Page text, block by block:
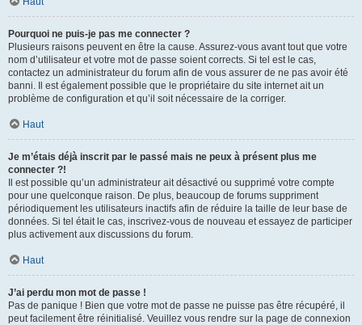
Pourquoi ne puis-je pas me connecter ?
Plusieurs raisons peuvent en être la cause. Assurez-vous avant tout que votre
nom d’utilisateur et votre mot de passe soient corrects. Si tel est le cas,
contactez un administrateur du forum afin de vous assurer de ne pas avoir été
banni. Il est également possible que le propriétaire du site internet ait un
problème de configuration et qu’il soit nécessaire de la corriger.
Haut
Je m’étais déjà inscrit par le passé mais ne peux à présent plus me
connecter ?!
Il est possible qu’un administrateur ait désactivé ou supprimé votre compte
pour une quelconque raison. De plus, beaucoup de forums suppriment
périodiquement les utilisateurs inactifs afin de réduire la taille de leur base de
données. Si tel était le cas, inscrivez-vous de nouveau et essayez de participer
plus activement aux discussions du forum.
Haut
J’ai perdu mon mot de passe !
Pas de panique ! Bien que votre mot de passe ne puisse pas être récupéré, il
peut facilement être réinitialisé. Veuillez vous rendre sur la page de connexion